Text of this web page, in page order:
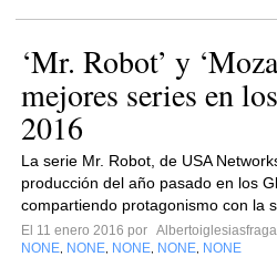
‘Mr. Robot’ y
mejores series en
2016
La serie Mr. Robot, de USA
producción del año pasado en los
compartiendo protagonismo con la
El 11 enero 2016 por Albertoiglesiasfraga
NONE NONE NONE NONE NONE